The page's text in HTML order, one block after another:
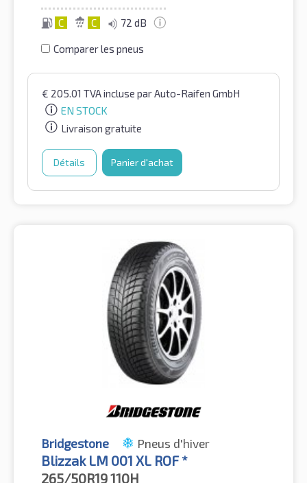
C C 72 dB
Comparer les pneus
€ 205.01 TVA incluse par Auto-Raifen GmbH
EN STOCK
Livraison gratuite
Détails Panier d'achat
Bridgestone Pneus d'hiver
Blizzak LM 001 XL ROF *
265/50R19110H